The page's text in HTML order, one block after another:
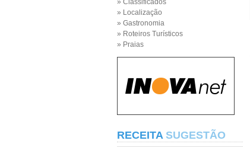
» Classificados
» Localização
» Gastronomia
» Roteiros Turísticos
» Praias
RECEITA SUGESTÃO